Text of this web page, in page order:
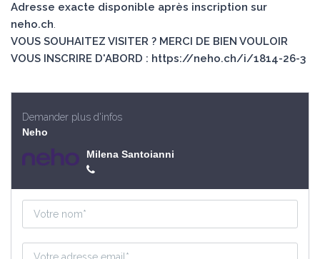
Adresse exacte disponible après inscription sur
neho.ch.
VOUS SOUHAITEZ VISITER ? MERCI DE BIEN VOULOIR
VOUS INSCRIRE D'ABORD : https://neho.ch/i/1814-26-3
Demander plus d'infos
Neho
Milena Santoianni